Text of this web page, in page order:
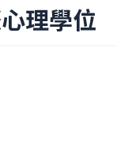
理學位